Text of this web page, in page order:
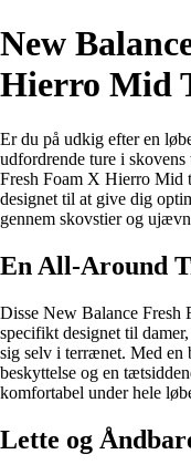
New
Hierro Mid
Er du på udkig efter en
udfordrende ture i
Fresh Foam X Hierro Mid
designet til at give dig
gennem skovstier og
En All-Around
Disse New Balance
specifikt designet til
sig selv i terrænet. Med en
beskyttelse og en
komfortabel under hele
Lette og